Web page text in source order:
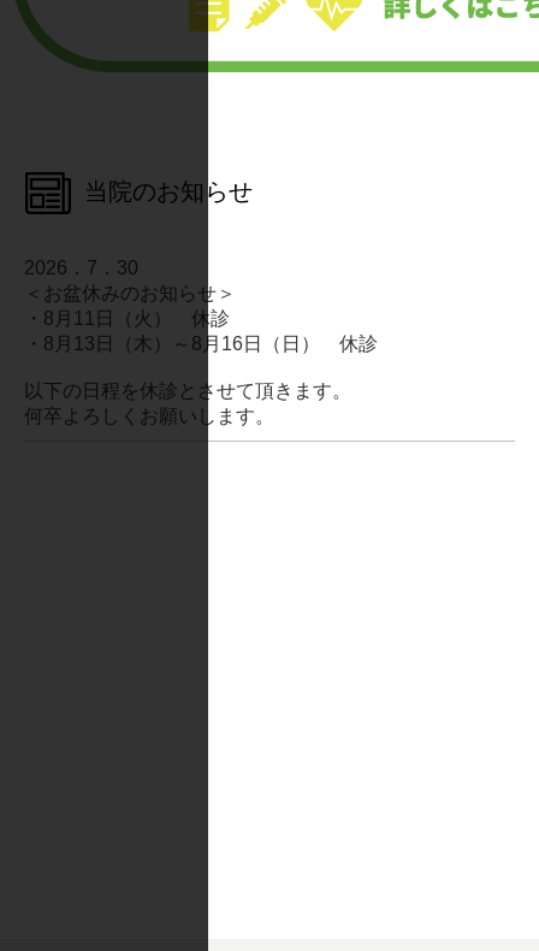
当院のお知らせ
2026．7．30
＜お盆休みのお知らせ＞
・8月11日（火） 休診
・8月13日（木）～8月16日（日） 休診
以下の日程を休診とさせて頂きます。
何卒よろしくお願いします。